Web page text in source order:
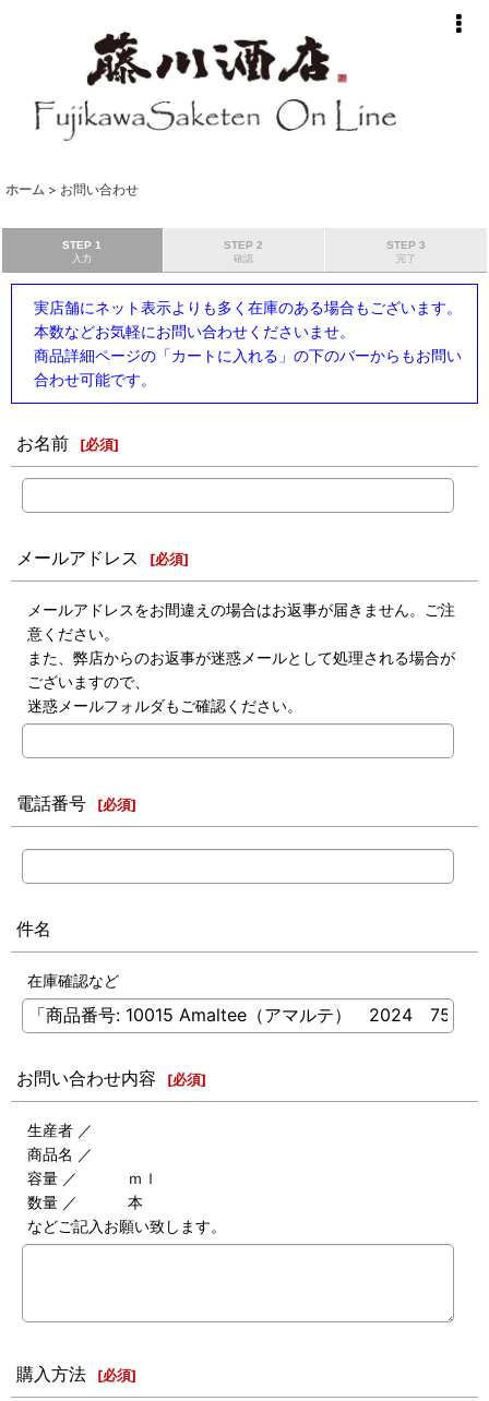
ホーム > お問い合わせ
STEP 1
入力
STEP 2
確認
STEP 3
完了
実店舗にネット表示よりも多く在庫のある場合もございます。
本数などお気軽にお問い合わせくださいませ。
商品詳細ページの「カートに入れる」の下のバーからもお問い
合わせ可能です。
お名前 [必須]
メールアドレス [必須]
メールアドレスをお間違えの場合はお返事が届きません。ご注
意ください。
また、弊店からのお返事が迷惑メールとして処理される場合が
ございますので、
迷惑メールフォルダもご確認ください。
電話番号 [必須]
件名
在庫確認など
お問い合わせ内容 [必須]
生産者 ／
商品名 ／
容量 ／ ｍｌ
数量 ／ 本
などご記入お願い致します。
購入方法 [必須]